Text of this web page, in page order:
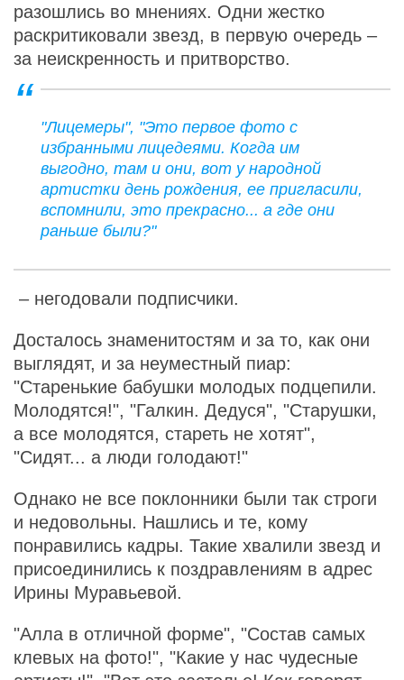
разошлись во мнениях. Одни жестко
раскритиковали звезд, в первую очередь –
за неискренность и притворство.
"Лицемеры", "Это первое фото с
избранными лицедеями. Когда им
выгодно, там и они, вот у народной
артистки день рождения, ее пригласили,
вспомнили, это прекрасно... а где они
раньше были?"
– негодовали подписчики.
Досталось знаменитостям и за то, как они
выглядят, и за неуместный пиар:
"Старенькие бабушки молодых подцепили.
Молодятся!", "Галкин. Дедуся", "Старушки,
а все молодятся, стареть не хотят",
"Сидят... а люди голодают!"
Однако не все поклонники были так строги
и недовольны. Нашлись и те, кому
понравились кадры. Такие хвалили звезд и
присоединились к поздравлениям в адрес
Ирины Муравьевой.
"Алла в отличной форме", "Состав самых
клевых на фото!", "Какие у нас чудесные